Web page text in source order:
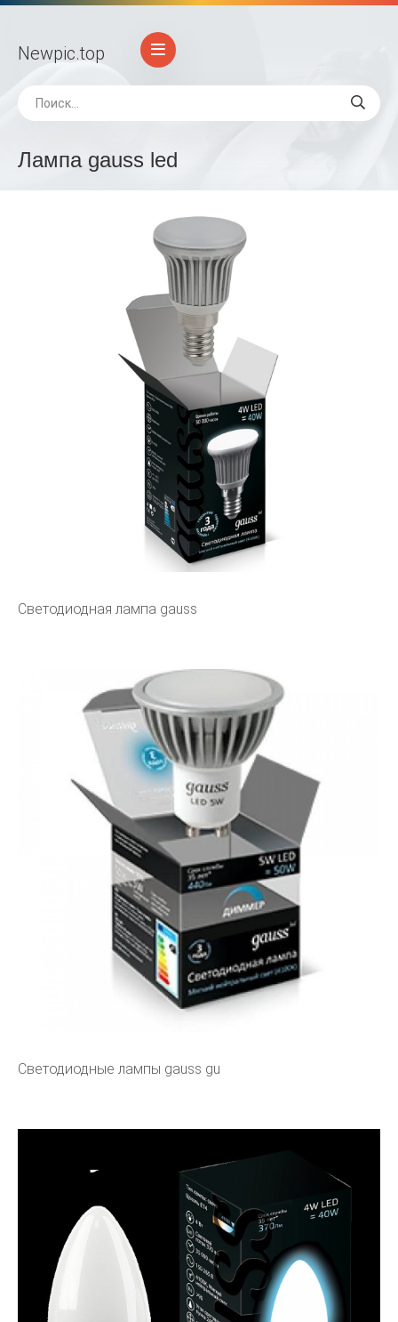
Newpic.top
Лампа gauss led
Светодиодная лампа gauss
Светодиодные лампы gauss gu